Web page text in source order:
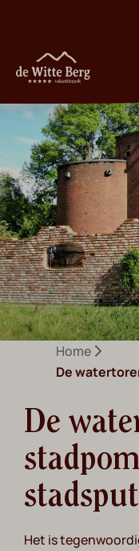
Home
De
De
Het is